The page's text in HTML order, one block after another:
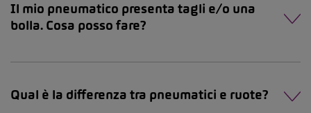
Il mio pneumatico presenta tagli e/o una
bolla. Cosa posso fare?
Qual è la differenza tra pneumatici e ruote?